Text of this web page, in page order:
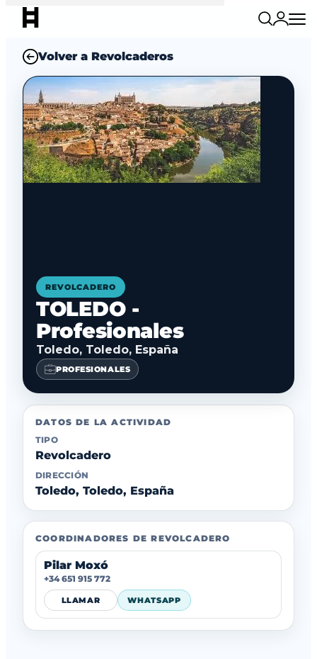
Volver a Revolcaderos
REVOLCADERO
TOLEDO -
Profesionales
Toledo, Toledo, España
PROFESIONALES
DATOS DE LA ACTIVIDAD
TIPO
Revolcadero
DIRECCIÓN
Toledo, Toledo, España
COORDINADORES DE REVOLCADERO
Pilar Moxó
+34 651 915 772
LLAMAR WHATSAPP